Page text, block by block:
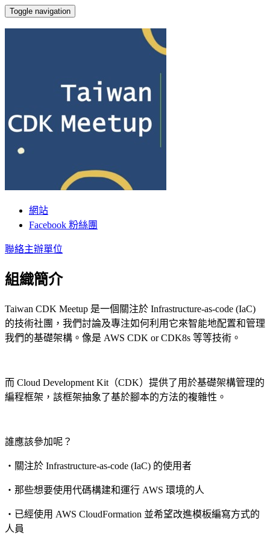
Toggle navigation
網站
Facebook 粉絲團
聯絡主辦單位
組織簡介
Taiwan CDK Meetup 是一個關注於 Infrastructure-as-code (IaC)
的技術社團，我們討論及專注如何利用它來智能地配置和管理
我們的基礎架構。像是 AWS CDK or CDK8s 等等技術。
而 Cloud Development Kit（CDK）提供了用於基礎架構管理的
編程框架，該框架抽象了基於腳本的方法的複雜性。
誰應該參加呢？
・關注於 Infrastructure-as-code (IaC) 的使用者
・那些想要使用代碼構建和運行 AWS 環境的人
・已經使用 AWS CloudFormation 並希望改進模板編寫方式的
人員